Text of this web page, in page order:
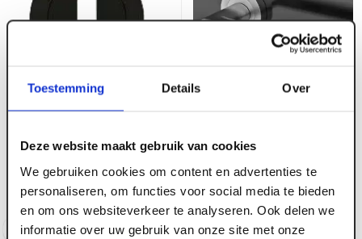
Toestemming Details Over
Deze website maakt gebruik van cookies
We gebruiken cookies om content en advertenties te
personaliseren, om functies voor social media te bieden
en om ons websiteverkeer te analyseren. Ook delen we
informatie over uw gebruik van onze site met onze
Karcher Sleutelrozet
EZ1332-BB83
Voorraad:
Log in voor prijzen
Karcher deurkruk
RVS mat ER37-OS71
10+
Log in voor prijzen